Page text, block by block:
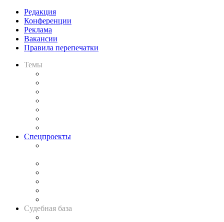
Редакция
Конференции
Реклама
Вакансии
Правила перепечатки
Темы
Спецпроекты
Судебная база